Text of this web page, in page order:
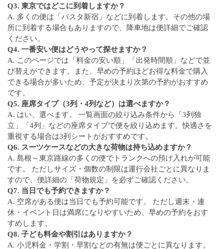
Q3. 東京ではどこに到着しますか？
A. 多くの便は「バスタ新宿」などに到着します。その他の場
所に到着する場合もありますので、降車地は便詳細でご確認
ください。
Q4. 一番安い便はどうやって探せますか？
A. このページでは「料金の安い順」「出発時間順」などで並
び替えができます。また、早めの予約ほどお得な料金で購入
できる場合が多いため、予定が決まり次第の予約がおすすめ
です。
Q5. 座席タイプ（3列・4列など）は選べますか？
A. はい、選べます。 一覧画面の絞り込み条件から「3列独
立」「4列」などの座席タイプで便を絞り込めます。快適さを
重視する場合は3列シートがおすすめです。
Q6. スーツケースなどの大きな荷物は持ち込めますか？
A. 島根～東京路線の多くの便でトランクへの預け入れが可能
です。 ただしサイズ・個数の制限は運行会社ごとに異なりま
すので、便詳細の「荷物規定」を必ずご確認ください。
Q7. 当日でも予約できますか？
A. 空席がある便は当日でも予約可能です。 ただし週末・連
休・イベント日は満席になりやすいため、早めの予約をおす
すめします。
Q8. 子ども料金や割引はありますか？
A. 小児料金・学割・早割などの有無は便ごとに異なります。